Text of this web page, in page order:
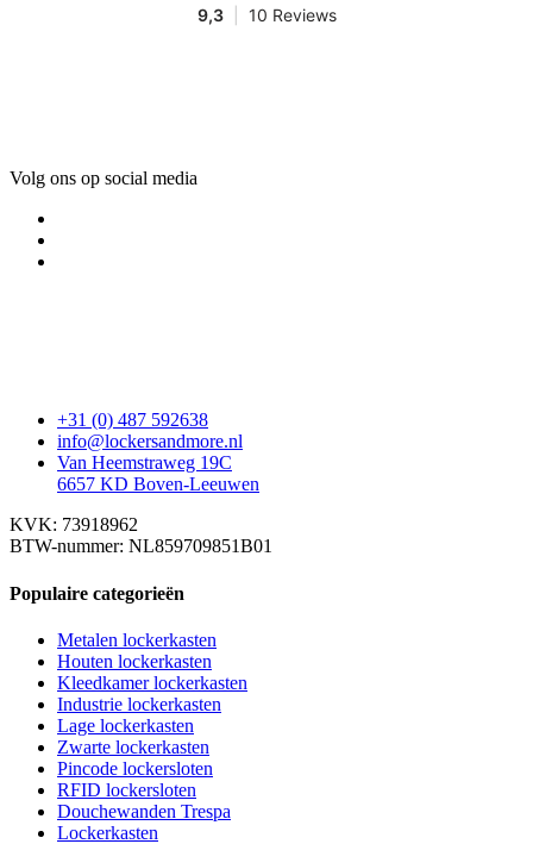
Volg ons op social media
+31 (0) 487 592638
info@lockersandmore.nl
Van Heemstraweg 19C
6657 KD Boven-Leeuwen
KVK: 73918962
BTW-nummer: NL859709851B01
Populaire categorieën
Metalen lockerkasten
Houten lockerkasten
Kleedkamer lockerkasten
Industrie lockerkasten
Lage lockerkasten
Zwarte lockerkasten
Pincode lockersloten
RFID lockersloten
Douchewanden Trespa
Lockerkasten